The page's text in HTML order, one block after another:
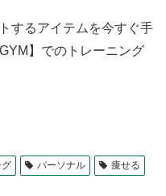
するアイテムを今すぐ手
】でのトレーニング
グ パーソナル 痩せる